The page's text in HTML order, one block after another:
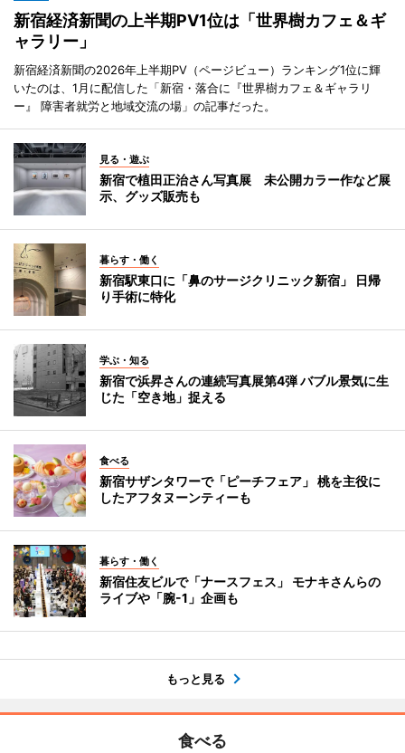
新宿経済新聞の上半期PV1位は「世界樹カフェ＆ギ
ャラリー」
新宿経済新聞の2026年上半期PV（ページビュー）ランキング1位に輝
いたのは、1月に配信した「新宿・落合に『世界樹カフェ＆ギャラリ
ー』 障害者就労と地域交流の場」の記事だった。
見る・遊ぶ
新宿で植田正治さん写真展 未公開カラー作など展
示、グッズ販売も
暮らす・働く
新宿駅東口に「鼻のサージクリニック新宿」 日帰
り手術に特化
学ぶ・知る
新宿で浜昇さんの連続写真展第4弾 バブル景気に生
じた「空き地」捉える
食べる
新宿サザンタワーで「ピーチフェア」 桃を主役に
したアフタヌーンティーも
暮らす・働く
新宿住友ビルで「ナースフェス」 モナキさんらの
ライブや「腕-1」企画も
もっと見る
食べる